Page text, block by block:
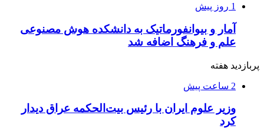
1 روز پیش
آمار و بیوانفورماتیک به دانشکده هوش مصنوعی
علم و فرهنگ اضافه شد
پربازدید هفته
2 ساعت پیش
وزیر علوم ایران با رئیس بیت‌الحکمه عراق دیدار
کرد